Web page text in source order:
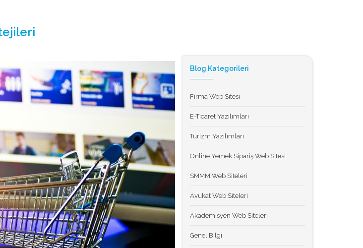
Blog Kategorileri
Firma Web Sitesi
E-Ticaret Yazılımları
Turizm Yazılımları
Online Yemek Sipariş Web Sitesi
SMMM Web Siteleri
Avukat Web Siteleri
Akademisyen Web Siteleri
Genel Bilgi